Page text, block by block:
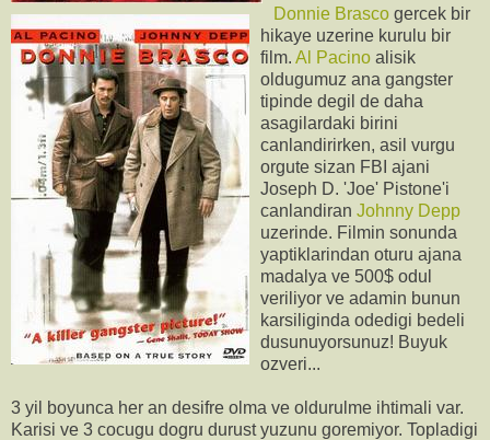
Donnie Brasco gercek bir
hikaye uzerine kurulu bir
film. Al Pacino alisik
oldugumuz ana gangster
tipinde degil de daha
asagilardaki birini
canlandirirken, asil vurgu
orgute sizan FBI ajani
Joseph D. 'Joe' Pistone'i
canlandiran Johnny Depp
uzerinde. Filmin sonunda
yaptiklarindan oturu ajana
madalya ve 500$ odul
veriliyor ve adamin bunun
karsiliginda odedigi bedeli
dusunuyorsunuz! Buyuk
ozveri...
3 yil boyunca her an desifre olma ve oldurulme ihtimali var.
Karisi ve 3 cocugu dogru durust yuzunu goremiyor. Topladigi